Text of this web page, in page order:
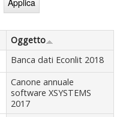
Oggetto
Banca dati Econlit 2018
Canone annuale
software XSYSTEMS
2017